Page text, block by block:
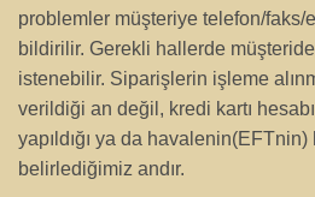
problemler müşteriye telefon/faks/
bildirilir. Gerekli hallerde
istenebilir. Siparişlerin işleme
verildiği an değil, kredi kartı
yapıldığı ya da havalenin(EFTnin)
belirlediğimiz andır.